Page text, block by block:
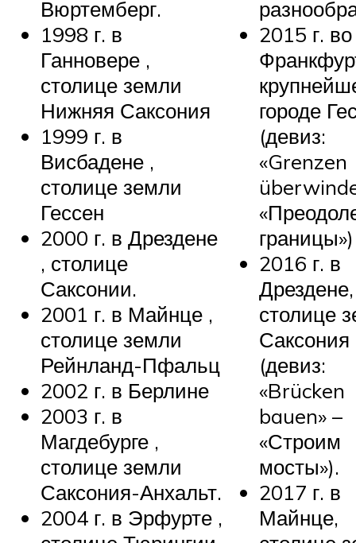
Вюртемберг.
1998 г. в
Ганновере ,
столице земли
Нижняя Саксония
1999 г. в
Висбадене ,
столице земли
Гессен
2000 г. в Дрездене
, столице
Саксонии.
2001 г. в Майнце ,
столице земли
Рейнланд-Пфальц
2002 г. в Берлине
2003 г. в
Магдебурге ,
столице земли
Саксония-Анхальт.
2004 г. в Эрфурте ,
2015 г. во
городе
(девиз:
«Grenzen
границы»)
2016 г. в
Дрездене,
столице
Саксония
(девиз:
«Brücken
bauen» –
«Строим
мосты»).
2017 г. в
Майнце,